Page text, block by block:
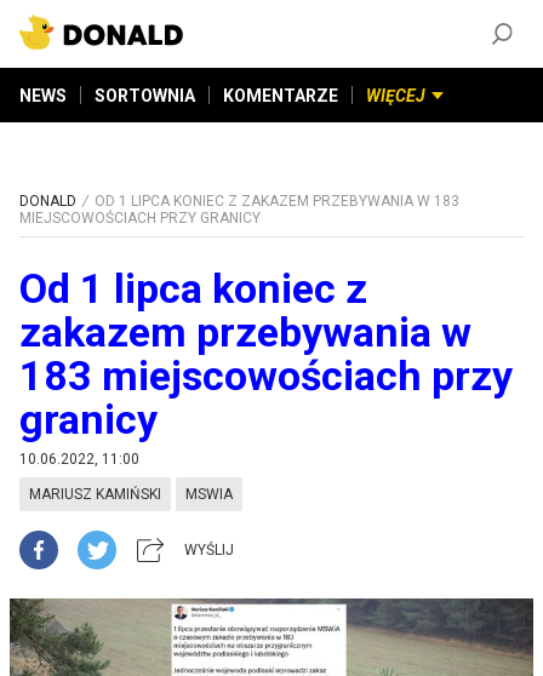
NEWS SORTOWNIA KOMENTARZE WIĘCEJ
DONALD
OD 1 LIPCA KONIEC Z ZAKAZEM PRZEBYWANIA W 183
MIEJSCOWOŚCIACH PRZY GRANICY
Od 1 lipca koniec z
zakazem przebywania w
183 miejscowościach przy
granicy
10.06.2022, 11:00
MARIUSZ KAMIŃSKI MSWIA
WYŚLIJ